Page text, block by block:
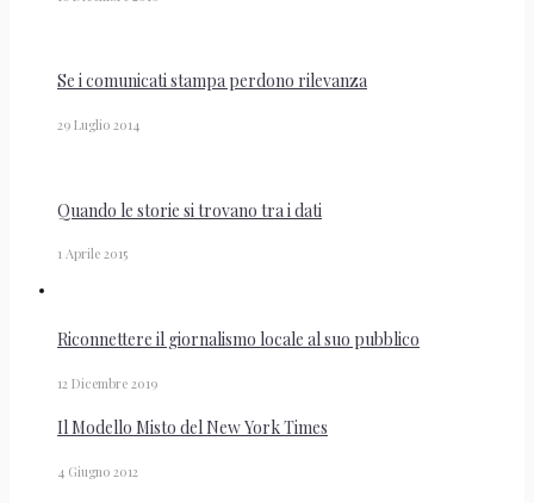
Se i comunicati stampa perdono rilevanza
29 Luglio 2014
Quando le storie si trovano tra i dati
1 Aprile 2015
Riconnettere il giornalismo locale al suo pubblico
12 Dicembre 2019
Il Modello Misto del New York Times
4 Giugno 2012